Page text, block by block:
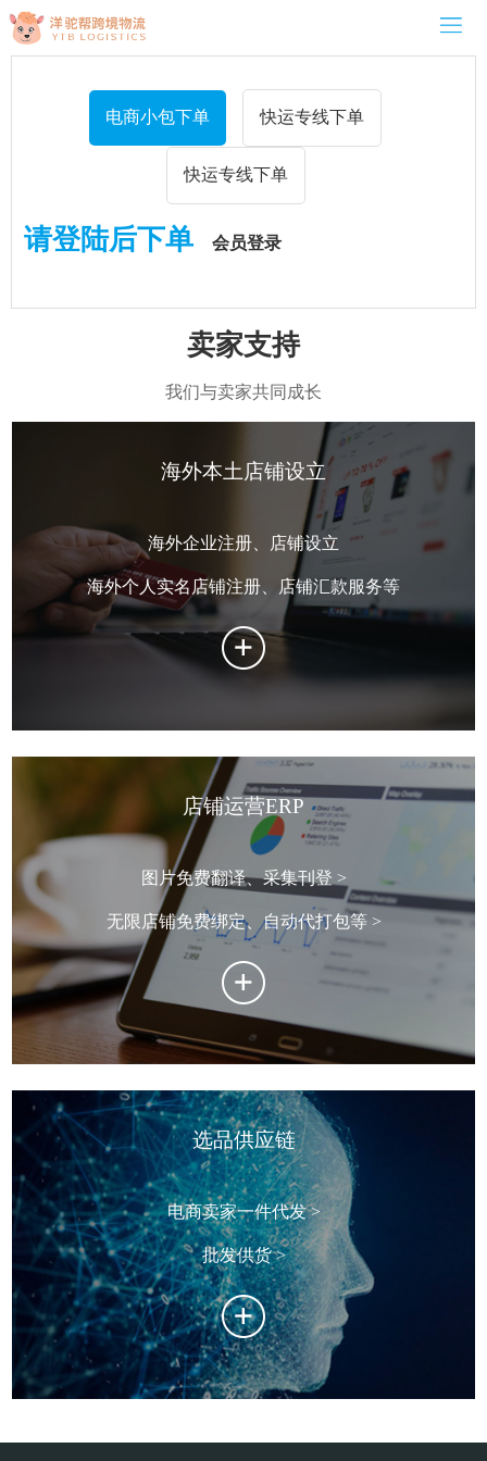
电商小包下单 快运专线下单
快运专线下单
请登陆后下单 会员登录
卖家支持
我们与卖家共同成长
海外本土店铺设立
海外企业注册、店铺设立
海外个人实名店铺注册、店铺汇款服务等
店铺运营ERP
图片免费翻译、采集刊登 >
无限店铺免费绑定、自动代打包等 >
选品供应链
电商卖家一件代发 >
批发供货 >